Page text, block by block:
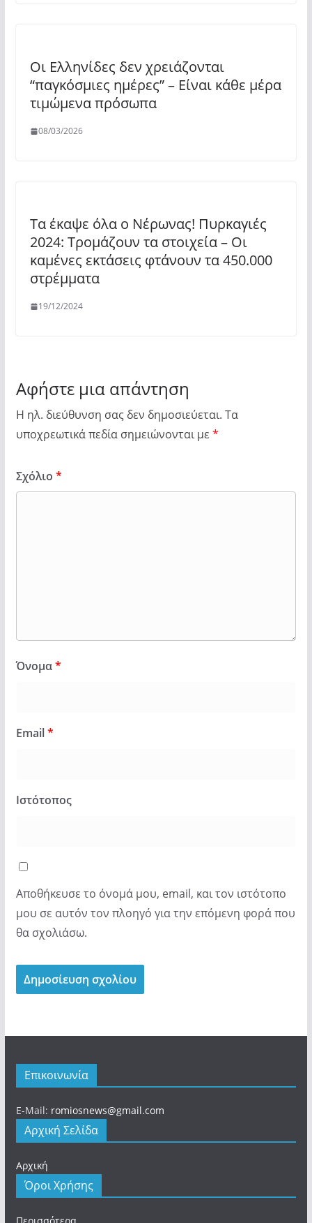
Οι Ελληνίδες δεν χρειάζονται
“παγκόσμιες ημέρες” – Είναι κάθε μέρα
τιμώμενα πρόσωπα
08/03/2026
Τα έκαψε όλα ο Νέρωνας! Πυρκαγιές
2024: Τρομάζουν τα στοιχεία – Οι
καμένες εκτάσεις φτάνουν τα 450.000
στρέμματα
19/12/2024
Αφήστε μια απάντηση
Η ηλ. διεύθυνση σας δεν δημοσιεύεται. Τα
υποχρεωτικά πεδία σημειώνονται με *
Σχόλιο *
Όνομα*
Email*
Ιστότοπος
Αποθήκευσε το όνομά μου, email, και τον ιστότοπο
μου σε αυτόν τον πλοηγό για την επόμενη φορά που
θα σχολιάσω.
Επικοινωνία
E-Mail: romiosnews@gmail.com
Αρχική Σελίδα
Αρχική
Όροι Χρήσης